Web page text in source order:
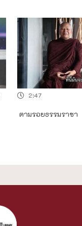
2:47
ตามรอยธรรมราชา